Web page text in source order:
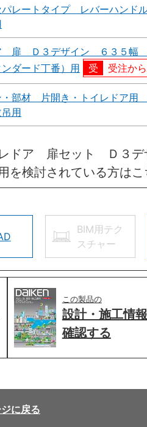
レートタイプ レバーハン
扉 Ｄ３デザイン ６３５幅
ダード丁番）用
受注か
部材 片開き・トイレドア用
用
ドア 扉セット Ｄ３
検討されている方は
BIM用テク
スチャー
この製品の
設計・施工情
確認する
に戻る